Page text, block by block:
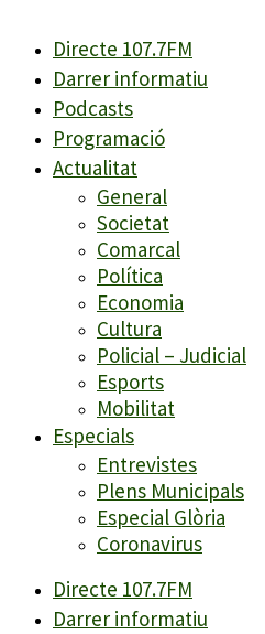
Directe 107.7FM
Darrer informatiu
Podcasts
Programació
Actualitat
General
Societat
Comarcal
Política
Economia
Cultura
Policial – Judicial
Esports
Mobilitat
Especials
Entrevistes
Plens Municipals
Especial Glòria
Coronavirus
Directe 107.7FM
Darrer informatiu